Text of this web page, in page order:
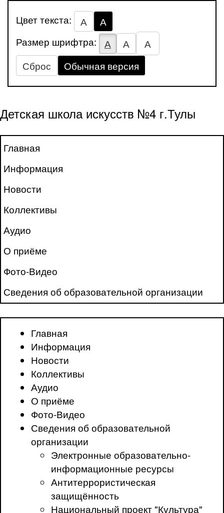
Цвет текста: А
А
Размер шрифтра:
А А
А
Сброс
Обычная версия
Детская школа искусств №4 г.Тулы
Главная
Информация
Новости
Коллективы
Аудио
О приёме
Фото-Видео
Сведения об образовательной организации
Главная
Информация
Новости
Коллективы
Аудио
О приёме
Фото-Видео
Сведения об образовательной
организации
Электронные образовательно-
информационные ресурсы
Антитеррористическая
защищённость
Национальный проект "Культура"